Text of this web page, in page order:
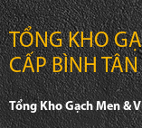
TỔNG KHO
CẤP BÌNH TÂN
Tổng Kho Gạch Men &